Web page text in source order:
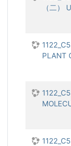
（二）
PLANT